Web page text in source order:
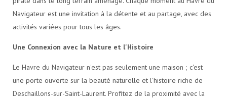
Navigateur est une invitation à la détente et au partage, avec des
activités variées pour tous les âges.
Une Connexion avec la Nature et l'Histoire
Le Havre du Navigateur n'est pas seulement une maison ; c'est
une porte ouverte sur la beauté naturelle et l'histoire riche de
Deschaillons-sur-Saint-Laurent. Profitez de la proximité avec la